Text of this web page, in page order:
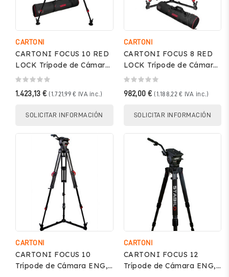
CARTONI
CARTONI FOCUS 10 RED
LOCK Trípode de Cámara
ENG, soporta hasta 11kg
1.423,13 € (1.721,99 € IVA inc.)
SOLICITAR INFORMACIÓN
CARTONI
CARTONI FOCUS 8 RED
LOCK Trípode de Cámara
ENG, soporta hasta 8kg –
982,00 € (1.188,22 € IVA inc.)
SOLICITAR INFORMACIÓN
CARTONI
CARTONI FOCUS 10
Trípode de Cámara ENG,
CARTONI
CARTONI FOCUS 12
Trípode de Cámara ENG,